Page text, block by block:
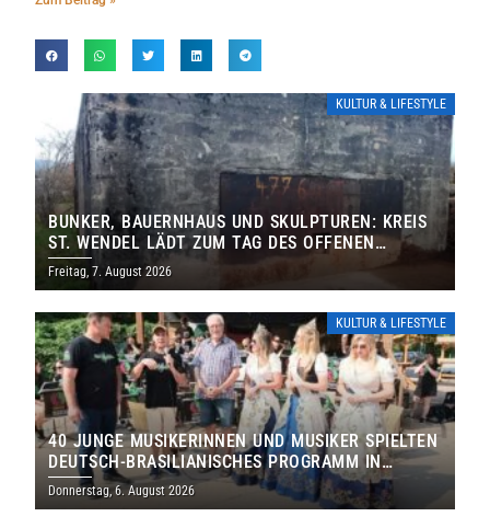
KULTUR & LIFESTYLE
BUNKER, BAUERNHAUS UND SKULPTUREN: KREIS
ST. WENDEL LÄDT ZUM TAG DES OFFENEN
DENKMALS EIN
Freitag, 7. August 2026
KULTUR & LIFESTYLE
40 JUNGE MUSIKERINNEN UND MUSIKER SPIELTEN
DEUTSCH-BRASILIANISCHES PROGRAMM IN
THOLEY
Donnerstag, 6. August 2026